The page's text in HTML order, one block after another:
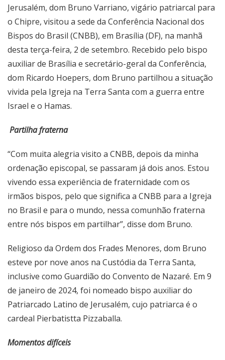
Jerusalém, dom Bruno Varriano, vigário patriarcal para
o Chipre, visitou a sede da Conferência Nacional dos
Bispos do Brasil (CNBB), em Brasília (DF), na manhã
desta terça-feira, 2 de setembro. Recebido pelo bispo
auxiliar de Brasília e secretário-geral da Conferência,
dom Ricardo Hoepers, dom Bruno partilhou a situação
vivida pela Igreja na Terra Santa com a guerra entre
Israel e o Hamas.
Partilha fraterna
“Com muita alegria visito a CNBB, depois da minha
ordenação episcopal, se passaram já dois anos. Estou
vivendo essa experiência de fraternidade com os
irmãos bispos, pelo que significa a CNBB para a Igreja
no Brasil e para o mundo, nessa comunhão fraterna
entre nós bispos em partilhar”, disse dom Bruno.
Religioso da Ordem dos Frades Menores, dom Bruno
esteve por nove anos na Custódia da Terra Santa,
inclusive como Guardião do Convento de Nazaré. Em 9
de janeiro de 2024, foi nomeado bispo auxiliar do
Patriarcado Latino de Jerusalém, cujo patriarca é o
cardeal Pierbatistta Pizzaballa.
Momentos difíceis